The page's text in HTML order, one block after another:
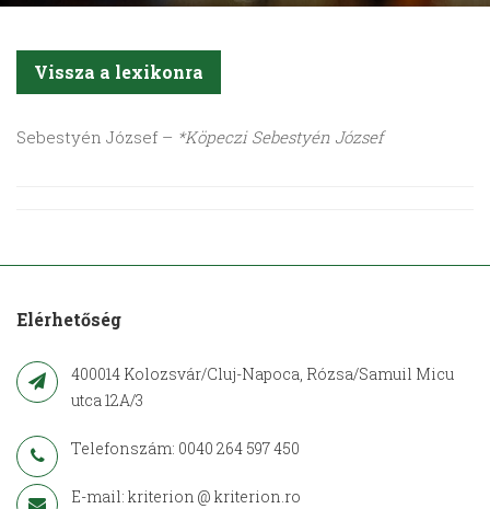
Vissza a lexikonra
Sebestyén József – *Köpeczi Sebestyén József
Elérhetőség
400014 Kolozsvár/Cluj-Napoca, Rózsa/Samuil Micu
utca 12A/3
Telefonszám: 0040 264 597 450
E-mail: kriterion @ kriterion.ro